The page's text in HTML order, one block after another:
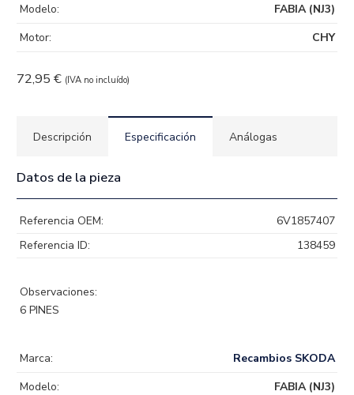
72,95 € (IVA no incluído)
Modelo:
FABIA (NJ3)
Motor:
CHY
Descripción Especificación Análogas
Datos de la pieza
Referencia OEM:
6V1857407
Referencia ID:
138459
Observaciones:
6 PINES
Marca:
Recambios SKODA
Modelo:
FABIA (NJ3)